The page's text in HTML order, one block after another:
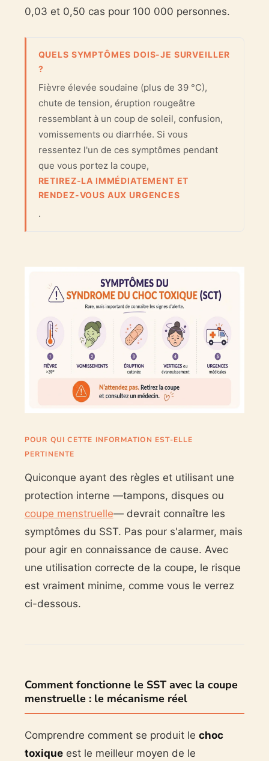
0,03 et 0,50 cas pour 100 000 personnes.
QUELS SYMPTÔMES DOIS-JE SURVEILLER
?
Fièvre élevée soudaine (plus de 39 °C),
chute de tension, éruption rougeâtre
ressemblant à un coup de soleil, confusion,
vomissements ou diarrhée. Si vous
ressentez l'un de ces symptômes pendant
que vous portez la coupe,
RETIREZ-LA IMMÉDIATEMENT ET
RENDEZ-VOUS AUX URGENCES
.
POUR QUI CETTE INFORMATION EST-ELLE
PERTINENTE
Quiconque ayant des règles et utilisant une
protection interne —tampons, disques ou
coupe menstruelle— devrait connaître les
symptômes du SST. Pas pour s'alarmer, mais
pour agir en connaissance de cause. Avec
une utilisation correcte de la coupe, le risque
est vraiment minime, comme vous le verrez
ci-dessous.
Comment fonctionne le SST avec la coupe
menstruelle : le mécanisme réel
Comprendre comment se produit le choc
toxiqueest le meilleur moyen de le